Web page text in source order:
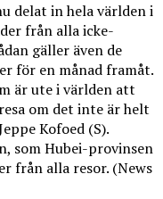
delat in hela världen i
från alla icke-
gäller även de
för en månad framåt.
är ute i världen att
om det inte är helt
Kofoed (S).
som Hubei-provinsen
från alla resor. (News